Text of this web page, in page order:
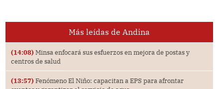
Más leídas de Andina
(14:08) Minsa enfocará sus esfuerzos en mejora de postas y
centros de salud
(13:57) Fenómeno El Niño: capacitan a EPS para afrontar